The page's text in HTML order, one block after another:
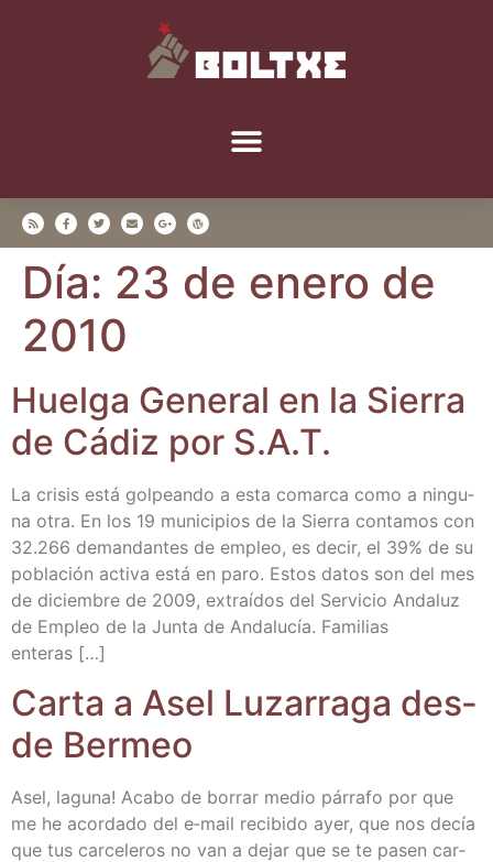
Día: 23 de enero de
2010
Huel­ga Gene­ral en la Sie­rra
de Cádiz por S.A.T.
La cri­sis está gol­pean­do a esta comar­ca como a nin­gu­
na otra. En los 19 muni­ci­pios de la Sie­rra con­ta­mos con
32.266 deman­dan­tes de empleo, es decir, el 39% de su
pobla­ción acti­va está en paro. Estos datos son del mes
de diciem­bre de 2009, extraí­dos del Ser­vi­cio Anda­luz
de Empleo de la Jun­ta de Anda­lu­cía. Fami­lias
enteras […]
Car­ta a Asel Luza­rra­ga des­
de Bermeo
Asel, lagu­na! Aca­bo de borrar medio párra­fo por que
me he acor­da­do del e‑mail reci­bi­do ayer, que nos decía
que tus car­ce­le­ros no van a dejar que se te pasen car­